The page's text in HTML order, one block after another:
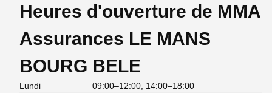
Heures d'ouverture de MMA
Assurances LE MANS
BOURG BELE
Lundi
09:00–12:00, 14:00–18:00